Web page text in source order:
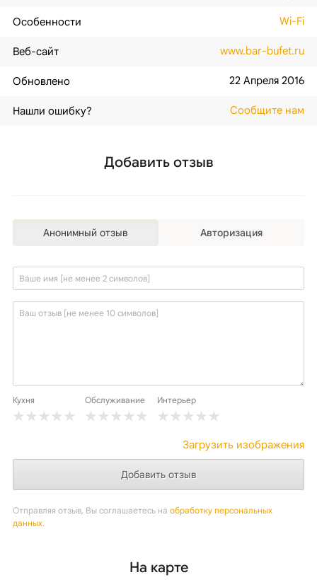
Особенности Wi-Fi
Веб-сайт www.bar-bufet.ru
Обновлено 22 Апреля 2016
Нашли ошибку? Сообщите нам
Добавить отзыв
Анонимный отзыв Авторизация
Кухня Обслуживание Интерьер
Загрузить изображения
Отправляя отзыв, Вы соглашаетесь на обработку персональных
данных.
На карте